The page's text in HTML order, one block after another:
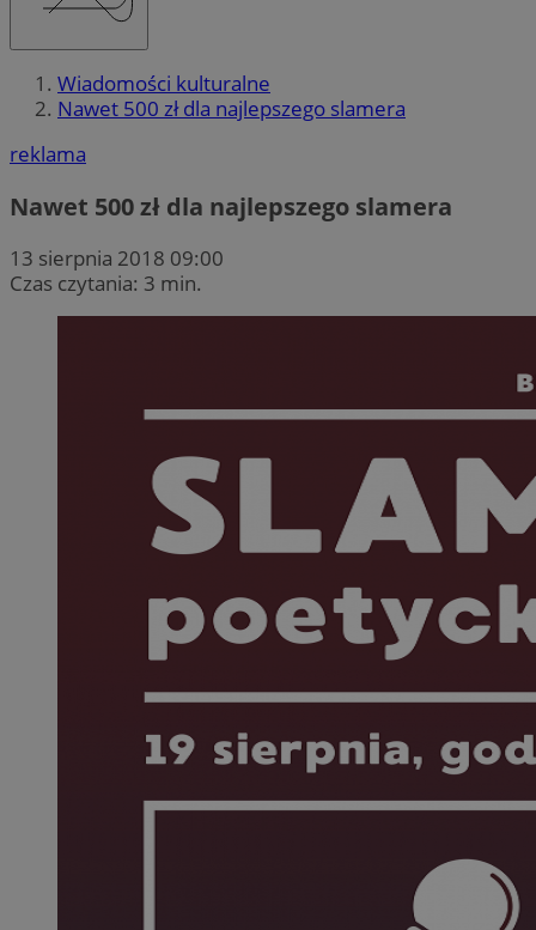
Wiadomości kulturalne
Nawet 500 zł dla najlepszego slamera
reklama
Nawet 500 zł dla najlepszego slamera
13 sierpnia 2018 09:00
Czas czytania: 3 min.